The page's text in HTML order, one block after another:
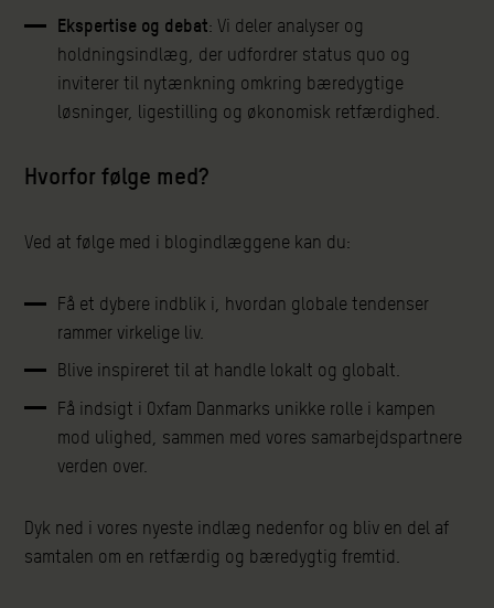
Ekspertise og debat: Vi deler analyser og
holdningsindlæg, der udfordrer status quo og
inviterer til nytænkning omkring bæredygtige
løsninger, ligestilling og økonomisk retfærdighed.
Hvorfor følge med?
Ved at følge med i blogindlæggene kan du:
Få et dybere indblik i, hvordan globale tendenser
rammer virkelige liv.
Blive inspireret til at handle lokalt og globalt.
Få indsigt i Oxfam Danmarks unikke rolle i kampen
mod ulighed, sammen med vores samarbejdspartnere
verden over.
Dyk ned i vores nyeste indlæg nedenfor og bliv en del af
samtalen om en retfærdig og bæredygtig fremtid.